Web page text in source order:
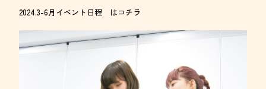
2024.3-6月イベント日程 はコチラ